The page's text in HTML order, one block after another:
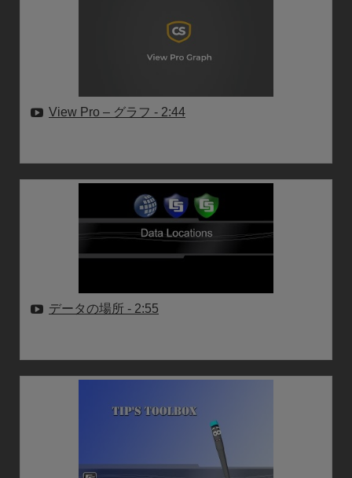
View Pro – グラフ - 2:44
データの場所 - 2:55